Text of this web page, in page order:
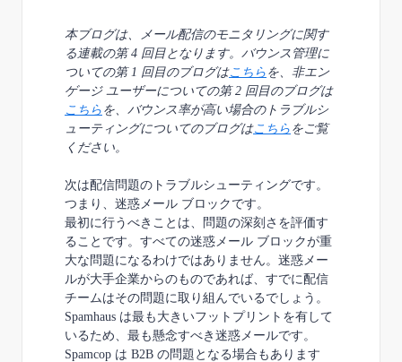
本ブログは、メール配信のモニタリングに関す
る連載の第 4 回目となります。バウンス管理に
ついての第 1 回目のブログはこちら を、非エン
ゲージ ユーザーについての第 2 回目のブログは
こちら を、バウンス率が高い場合のトラブルシ
ューティングについてのブログはこちら をご覧
ください。
次は配信問題のトラブルシューティングです。
つまり、迷惑メール ブロックです。
最初に行うべきことは、問題の深刻さを評価す
ることです。すべての迷惑メール ブロックが重
大な問題になるわけではありません。迷惑メー
ルが大手企業からのものであれば、すでに配信
チームはその問題に取り組んでいるでしょう。
Spamhaus は最も大きいフット プリントを有して
いるため、最も懸念すべき迷惑メールです。
Spamcop は B2B の問題となる場合もあります